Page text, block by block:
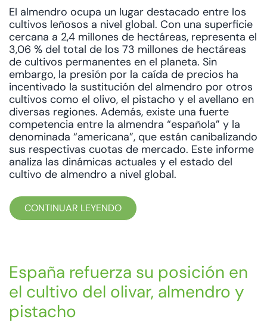
El almendro ocupa un lugar destacado entre los
cultivos leñosos a nivel global. Con una superficie
cercana a 2,4 millones de hectáreas, representa el
3,06 % del total de los 73 millones de hectáreas
de cultivos permanentes en el planeta. Sin
embargo, la presión por la caída de precios ha
incentivado la sustitución del almendro por otros
cultivos como el olivo, el pistacho y el avellano en
diversas regiones. Además, existe una fuerte
competencia entre la almendra “española” y la
denominada “americana”, que están canibalizando
sus respectivas cuotas de mercado. Este informe
analiza las dinámicas actuales y el estado del
cultivo de almendro a nivel global.
CONTINUAR LEYENDO
España refuerza su posición en
el cultivo del olivar, almendro y
pistacho